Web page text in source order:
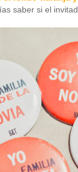
saber si el